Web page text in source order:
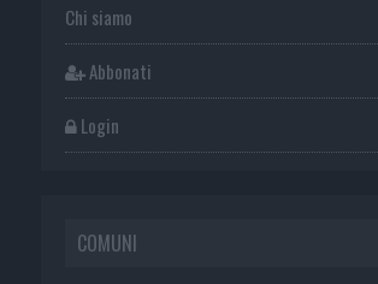
Chi siamo
Abbonati
Login
COMUNI